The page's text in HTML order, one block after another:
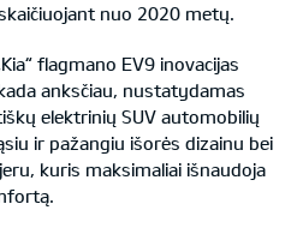
nuo 2020 metų.
flagmano EV9 inovacijas
anksčiau, nustatydamas
elektrinių SUV automobilių
ir pažangiu išorės dizainu bei
kuris maksimaliai išnaudoja